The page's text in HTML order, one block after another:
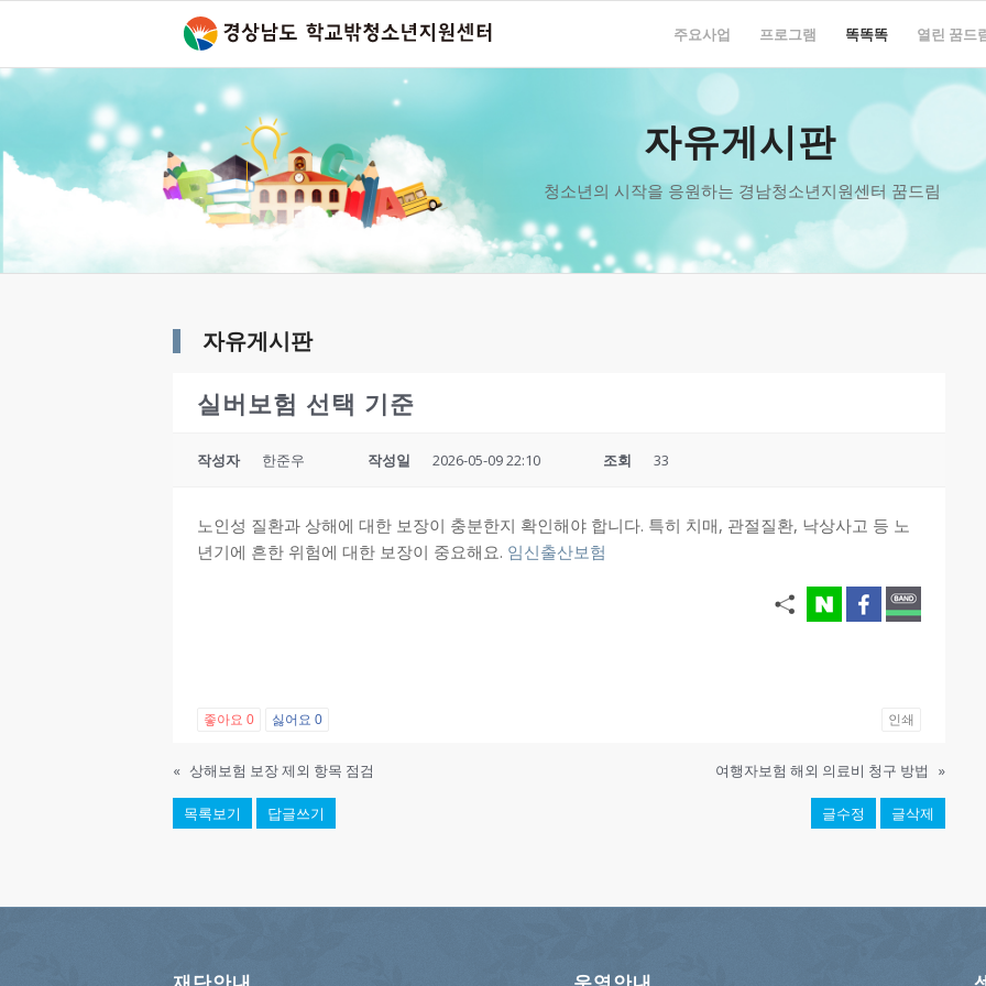
주요사업 프로그램 똑똑똑 열린 꿈드
자유게시판
청소년의 시작을 응원하는 경남청소년지원센터 꿈드림
자유게시판
실버보험 선택 기준
작성자 한준우 작성일 2026-05-09 22:10 조회 33
노인성 질환과 상해에 대한 보장이 충분한지 확인해야 합니다. 특히 치매, 관절질환, 낙상사고 등 노
년기에 흔한 위험에 대한 보장이 중요해요. 임신출산보험
좋아요 0 싫어요 0 인쇄
« 상해보험 보장 제외 항목 점검 여행자보험 해외 의료비 청구 방법 »
목록보기 답글쓰기 글수정 글삭제